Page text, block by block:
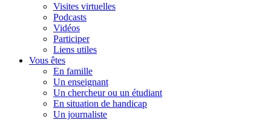
Visites virtuelles
Podcasts
Vidéos
Participer
Liens utiles
Vous êtes
En famille
Un enseignant
Un chercheur ou un étudiant
En situation de handicap
Un journaliste